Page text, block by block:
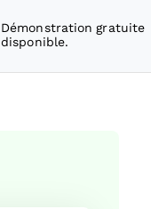
Démonstration gratuite
disponible.